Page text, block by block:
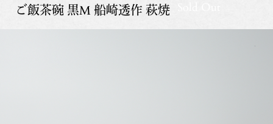
ご飯茶碗 黒M 船崎透作 萩焼